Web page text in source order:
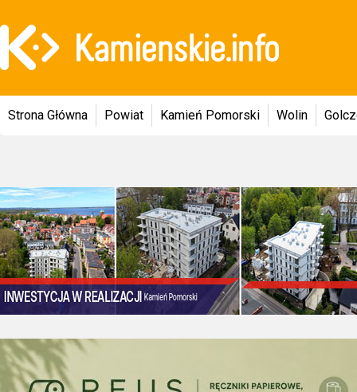
Strona Główna Powiat Kamień Pomorski Wolin